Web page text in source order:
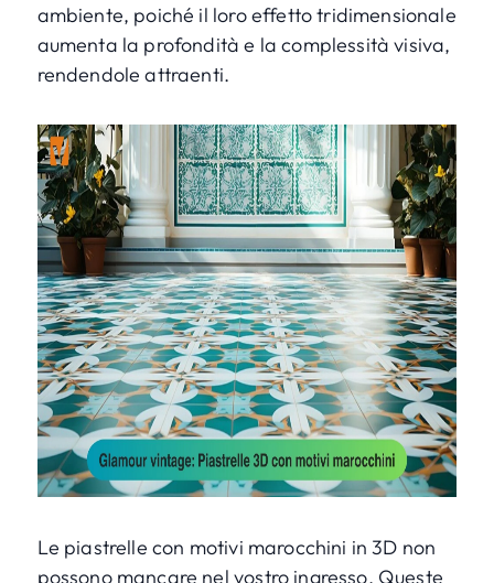
ambiente, poiché il loro effetto tridimensionale
aumenta la profondità e la complessità visiva,
rendendole attraenti.
Le piastrelle con motivi marocchini in 3D non
possono mancare nel vostro ingresso. Queste